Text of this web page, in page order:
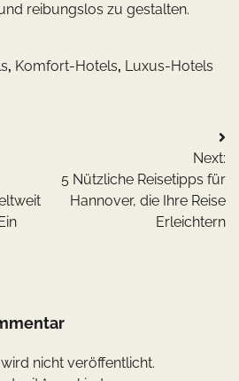
reibungslos zu gestalten.
, Komfort-Hotels, Luxus-Hotels
Next:
5 Nützliche Reisetipps für
Hannover, die Ihre Reise
Erleichtern
nicht veröffentlicht.